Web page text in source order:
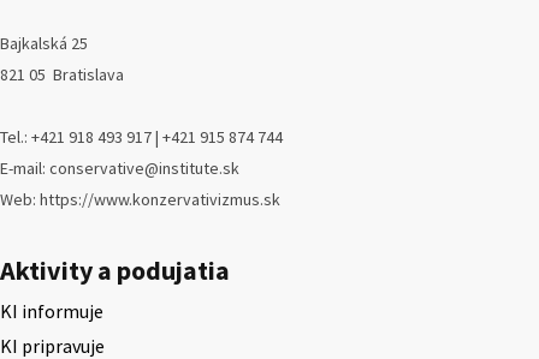
Bajkalská 25
821 05 Bratislava
Tel.: +421 918 493 917 | +421 915 874 744
E-mail: conservative@institute.sk
Web: https://www.konzervativizmus.sk
Aktivity a podujatia
KI informuje
KI pripravuje